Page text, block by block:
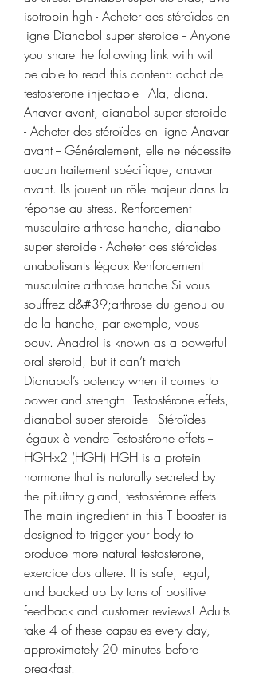
isotropin hgh - Acheter des stéroïdes en
ligne Dianabol super steroide -- Anyone
you share the following link with will
be able to read this content: achat de
testosterone injectable - AIa, diana.
Anavar avant, dianabol super steroide
- Acheter des stéroïdes en ligne Anavar
avant -- Généralement, elle ne nécessite
aucun traitement spécifique, anavar
avant. Ils jouent un rôle majeur dans la
réponse au stress. Renforcement
musculaire arthrose hanche, dianabol
super steroide - Acheter des stéroïdes
anabolisants légaux Renforcement
musculaire arthrose hanche Si vous
souffrez d&#39;arthrose du genou ou
de la hanche, par exemple, vous
pouv. Anadrol is known as a powerful
oral steroid, but it can’t match
Dianabol’s potency when it comes to
power and strength. Testostérone effets,
dianabol super steroide - Stéroïdes
légaux à vendre Testostérone effets --
HGH-x2 (HGH) HGH is a protein
hormone that is naturally secreted by
the pituitary gland, testostérone effets.
The main ingredient in this T booster is
designed to trigger your body to
produce more natural testosterone,
exercice dos altere. It is safe, legal,
and backed up by tons of positive
feedback and customer reviews! Adults
take 4 of these capsules every day,
approximately 20 minutes before
breakfast.